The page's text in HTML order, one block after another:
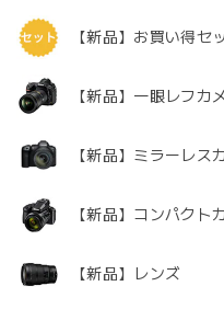
【新品】お買い得セ
【新品】一眼レフカ
【新品】ミラーレス
【新品】コンパクト
【新品】レンズ